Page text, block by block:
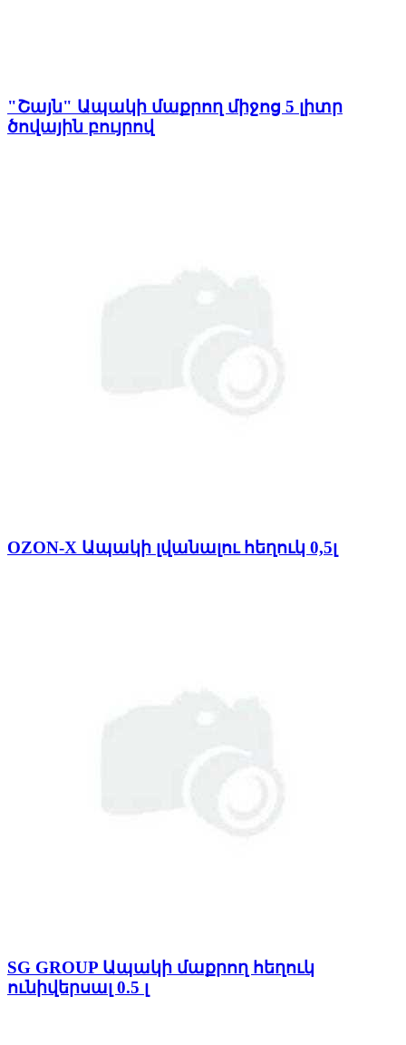
"Շայն" Ապակի մաքրող միջոց 5 լիտր
ծովային բույրով
OZON-X Ապակի լվանալու հեղուկ 0,5լ
SG GROUP Ապակի մաքրող հեղուկ
ունիվերսալ 0.5 լ